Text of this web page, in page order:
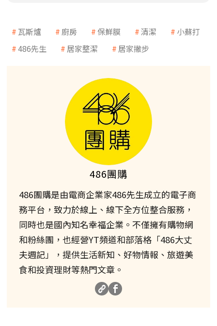
瓦斯爐 廚房 保鮮膜 清潔
小蘇打
486先生
居家整潔 居家撇步
486團購
486團購是由電商企業家486先生成立的電子商
務平台，致力於線上、線下全方位整合服務，
同時也是國內知名幸福企業。不僅擁有購物網
和粉絲團，也經營YT頻道和部落格「486大丈
夫週記」，提供生活新知、好物情報、旅遊美
食和投資理財等熱門文章。